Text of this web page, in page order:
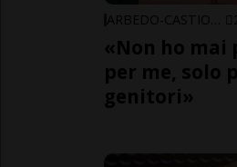
«Non ho mai
per me, solo
genitori»